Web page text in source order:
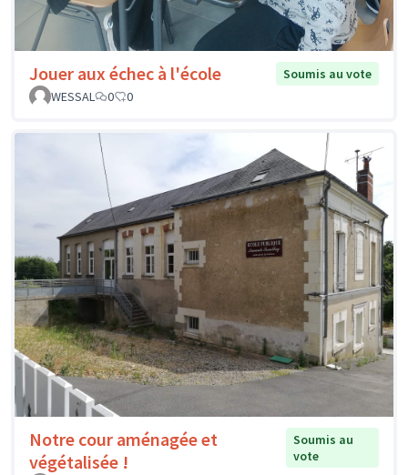
Jouer aux échec à l'école
Soumis au vote
WESSAL
0 0
Notre cour aménagée et
végétalisée !
Soumis au
vote